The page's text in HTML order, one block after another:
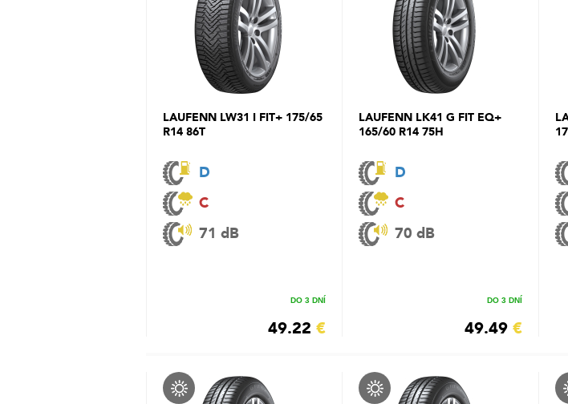
LAUFENN LW31 I FIT+ 175/65
R14 86T
D
C
71 dB
DO 3 DNÍ
49.22 €
LAUFENN LK41 G FIT EQ+
165/60 R14 75H
D
C
70 dB
DO 3 DNÍ
49.49 €